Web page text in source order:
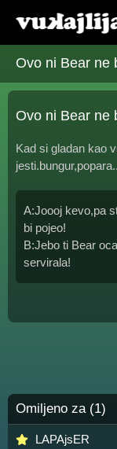
Ovo ni Bear ne
Ovo ni Bear ne
Kad si gladan kao
A:Joooj kevo,pa
bi pojeo!
B:Jebo ti Bear
servirala!
Omiljeno za (1)
LAPAjsER